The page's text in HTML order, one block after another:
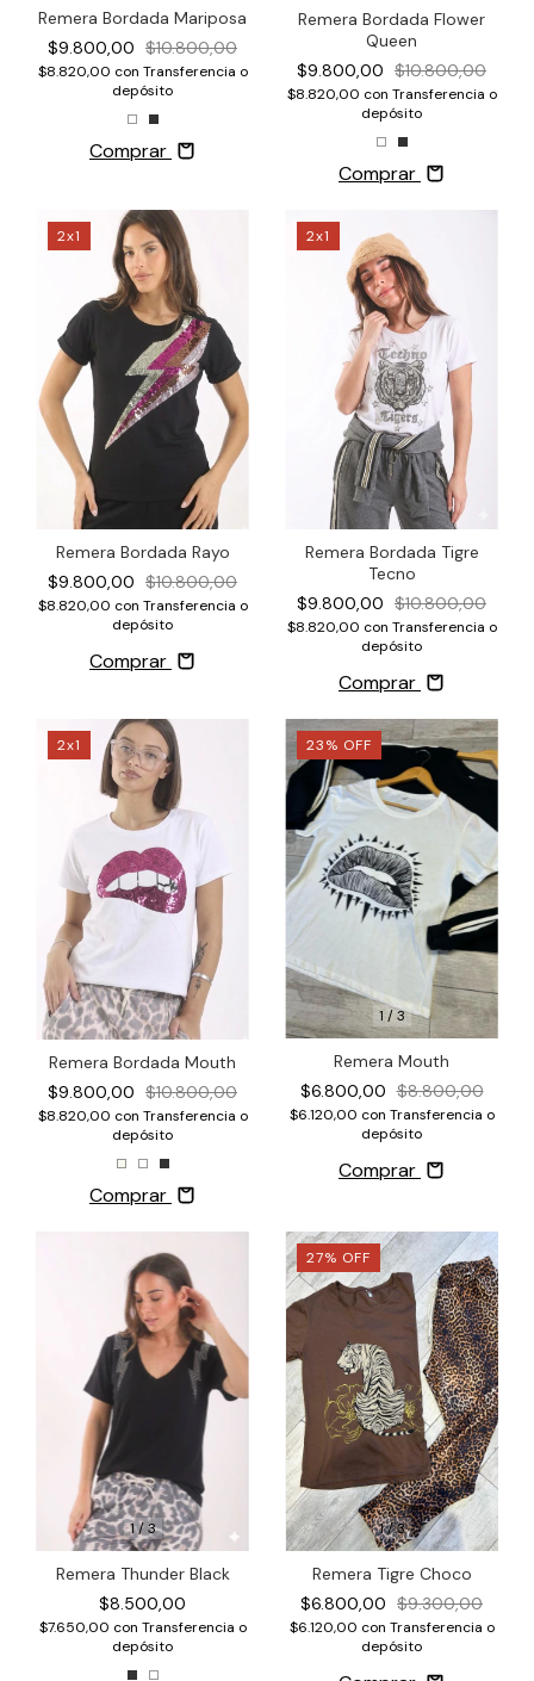
Remera Bordada Mariposa
$9.800,00 $10.800,00
$8.820,00 con Transferencia o
depósito
Comprar
Remera Bordada Flower
Queen
$9.800,00 $10.800,00
$8.820,00 con Transferencia o
depósito
Comprar
2x1
Remera Bordada Rayo
$9.800,00 $10.800,00
$8.820,00 con Transferencia o
depósito
Comprar
2x1
Remera Bordada Tigre
Tecno
$9.800,00 $10.800,00
$8.820,00 con Transferencia o
depósito
Comprar
2x1
Remera Bordada Mouth
$9.800,00 $10.800,00
$8.820,00 con Transferencia o
depósito
Comprar
1 /3
23% OFF
Remera Mouth
$6.800,00 $8.800,00
$6.120,00 con Transferencia o
depósito
Comprar
1/3
Remera Thunder Black
$8.500,00
$7.650,00 con Transferencia o
depósito
1/3
27% OFF
Remera Tigre Choco
$6.800,00 $9.300,00
$6.120,00 con Transferencia o
depósito